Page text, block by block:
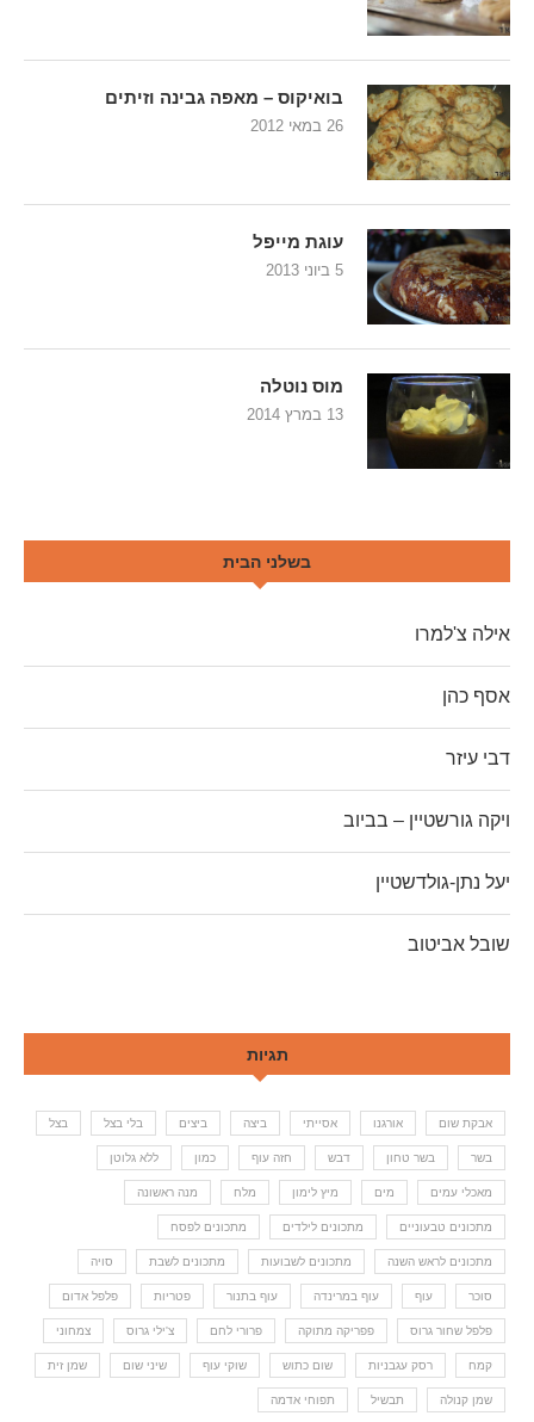
בואיקוס – מאפה גבינה וזיתים
26 במאי 2012
עוגת מייפל
5 ביוני 2013
מוס נוטלה
13 במרץ 2014
בשלני הבית
אילה צ'למרו
אסף כהן
דבי עיזר
ויקה גורשטיין – בביוב
יעל נתן-גולדשטיין
שובל אביטוב
תגיות
אבקת שום אורגנו אסייתי ביצה ביצים בלי בצל בצל
בשר בשר טחון דבש חזה עוף כמון ללא גלוטן
מאכלי עמים מים מיץ לימון מלח מנה ראשונה
מתכונים טבעוניים מתכונים לילדים מתכונים לפסח
מתכונים לראש השנה מתכונים לשבועות מתכונים לשבת סויה
סוכר עוף עוף במרינדה עוף בתנור פטריות פלפל אדום
פלפל שחור גרוס פפריקה מתוקה פרורי לחם צ'ילי גרוס צמחוני
קמח רסק עגבניות שום כתוש שוקי עוף שיני שום שמן זית
שמן קנולה תבשיל תפוחי אדמה